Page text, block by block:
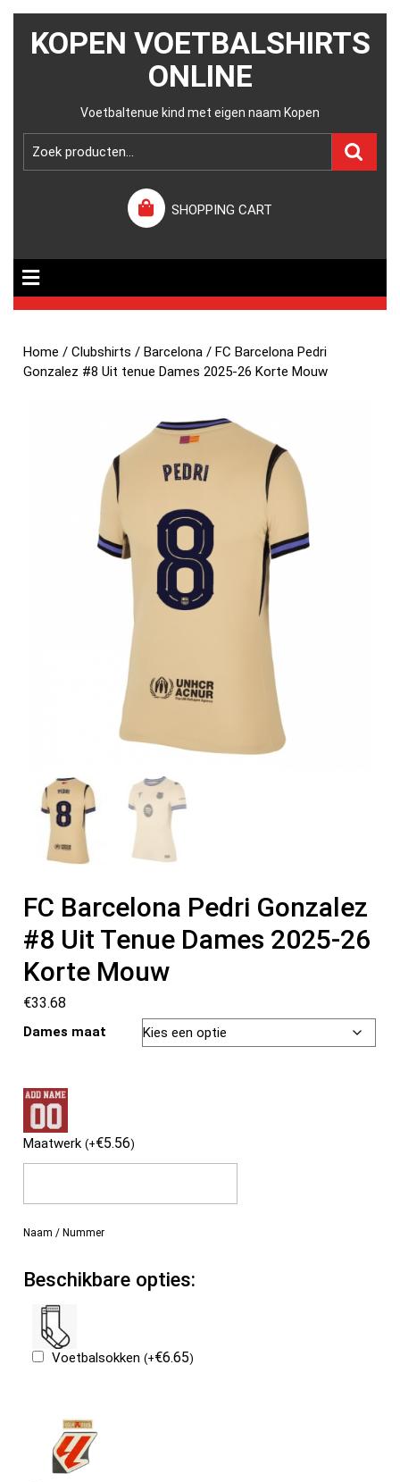
KOPEN VOETBALSHIRTS
ONLINE
Voetbaltenue kind met eigen naam Kopen
SHOPPING CART
Home /Clubshirts /Barcelona / FC Barcelona Pedri
Gonzalez #8 Uit tenue Dames 2025-26 Korte Mouw
FC Barcelona Pedri Gonzalez
#8 Uit Tenue Dames 2025-26
Korte Mouw
€33.68
Dames maat
Maatwerk(+€5.56)
Naam / Nummer
Beschikbare opties:
Voetbalsokken(+€6.65)